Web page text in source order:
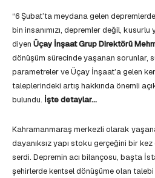
“6 Şubat’ta meydana gelen
bin insanımızı, depremler değil, kusurlu
diyen Üçay İnşaat Grup Direktörü
dönüşüm sürecinde yaşanan sorunlar,
parametreler ve Üçay İnşaat’a gelen
taleplerindeki artış hakkında önemli
bulundu. İşte detaylar…
Kahramanmaraş merkezli olarak
dayanıksız yapı stoku gerçeğini bir
serdi. Depremin acı bilançosu, başta
şehirlerde kentsel dönüşüme olan talebi